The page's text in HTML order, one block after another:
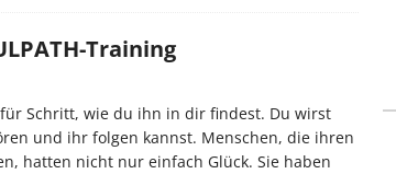
Training
Schritt, wie du ihn in dir findest. Du wirst
und ihr folgen kannst. Menschen, die ihren
hatten nicht nur einfach Glück. Sie haben